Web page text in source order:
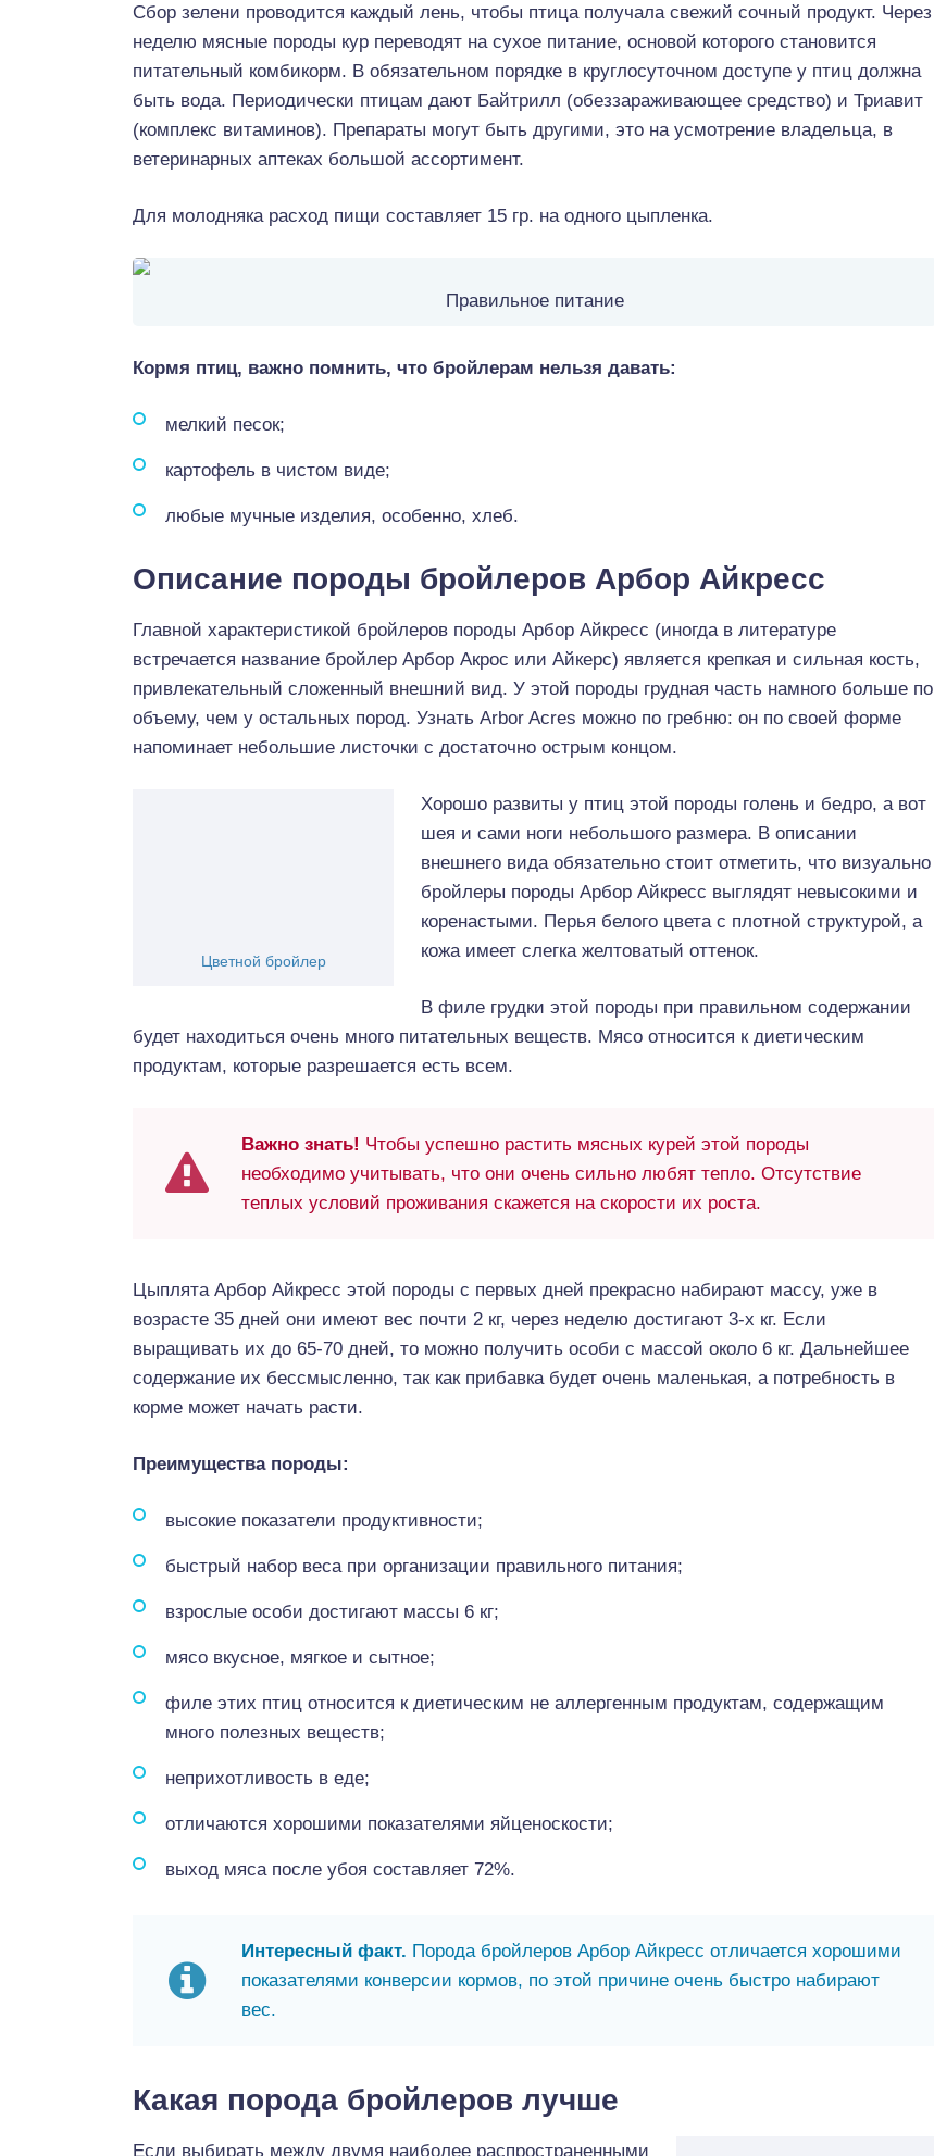
Сбор зелени проводится каждый лень, чтобы птица получала свежий сочный продукт. Через
неделю мясные породы кур переводят на сухое питание, основой которого становится
питательный комбикорм. В обязательном порядке в круглосуточном доступе у птиц должна
быть вода. Периодически птицам дают Байтрилл (обеззараживающее средство) и Триавит
(комплекс витаминов). Препараты могут быть другими, это на усмотрение владельца, в
ветеринарных аптеках большой ассортимент.
Для молодняка расход пищи составляет 15 гр. на одного цыпленка.
Правильное питание
Кормя птиц, важно помнить, что бройлерам нельзя давать:
мелкий песок;
картофель в чистом виде;
любые мучные изделия, особенно, хлеб.
Описание породы бройлеров Арбор Айкресс
Главной характеристикой бройлеров породы Арбор Айкресс (иногда в литературе
встречается название бройлер Арбор Акрос или Айкерс) является крепкая и сильная кость,
привлекательный сложенный внешний вид. У этой породы грудная часть намного больше по
объему, чем у остальных пород. Узнать Arbor Acres можно по гребню: он по своей форме
напоминает небольшие листочки с достаточно острым концом.
Цветной бройлер
Хорошо развиты у птиц этой породы голень и бедро, а вот
шея и сами ноги небольшого размера. В описании
внешнего вида обязательно стоит отметить, что визуально
бройлеры породы Арбор Айкресс выглядят невысокими и
коренастыми. Перья белого цвета с плотной структурой, а
кожа имеет слегка желтоватый оттенок.
В филе грудки этой породы при правильном содержании
будет находиться очень много питательных веществ. Мясо относится к диетическим
продуктам, которые разрешается есть всем.
Важно знать! Чтобы успешно растить мясных курей этой породы
необходимо учитывать, что они очень сильно любят тепло. Отсутствие
теплых условий проживания скажется на скорости их роста.
Цыплята Арбор Айкресс этой породы с первых дней прекрасно набирают массу, уже в
возрасте 35 дней они имеют вес почти 2 кг, через неделю достигают 3-х кг. Если
выращивать их до 65-70 дней, то можно получить особи с массой около 6 кг. Дальнейшее
содержание их бессмысленно, так как прибавка будет очень маленькая, а потребность в
корме может начать расти.
Преимущества породы:
высокие показатели продуктивности;
быстрый набор веса при организации правильного питания;
взрослые особи достигают массы 6 кг;
мясо вкусное, мягкое и сытное;
филе этих птиц относится к диетическим не аллергенным продуктам, содержащим
много полезных веществ;
неприхотливость в еде;
отличаются хорошими показателями яйценоскости;
выход мяса после убоя составляет 72%.
Интересный факт. Порода бройлеров Арбор Айкресс отличается хорошими
показателями конверсии кормов, по этой причине очень быстро набирают
вес.
Какая порода бройлеров лучше
Если выбирать между двумя наиболее распространенными